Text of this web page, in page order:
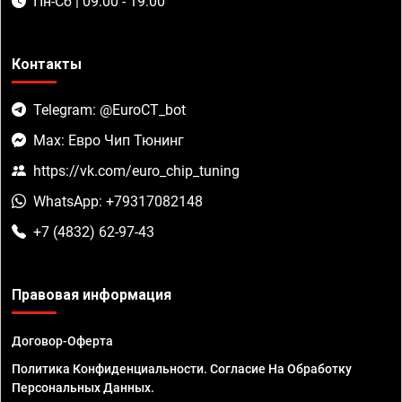
Контакты
Telegram: @EuroCT_bot
Max: Евро Чип Тюнинг
https://vk.com/euro_chip_tuning
WhatsApp: +79317082148
+7 (4832) 62-97-43
Правовая информация
Договор-Оферта
Политика Конфиденциальности. Согласие На Обработку
Персональных Данных.